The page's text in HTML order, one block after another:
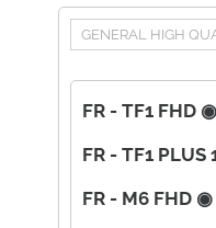
FR - TF1 FHD ◉
FR - TF1 PLUS
FR - M6 FHD ◉